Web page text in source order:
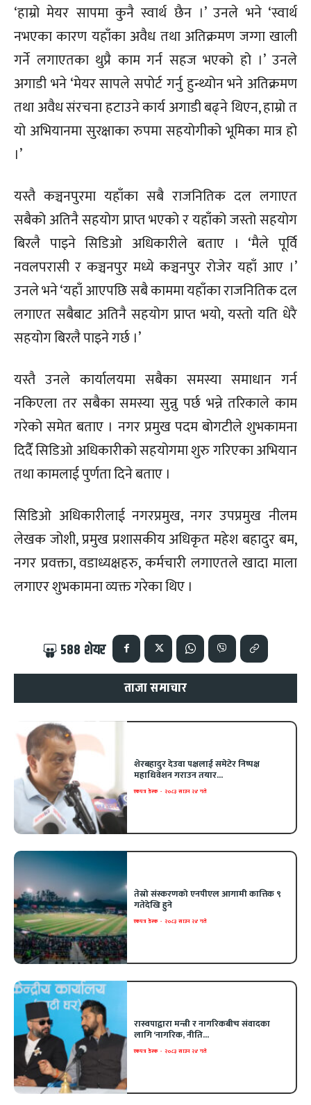
‘हाम्रो मेयर सापमा कुनै स्वार्थ छैन ।’ उनले भने ‘स्वार्थ
नभएका कारण यहाँका अवैध तथा अतिक्रमण जग्गा खाली
गर्ने लगाएतका थुप्रै काम गर्न सहज भएको हो ।’ उनले
अगाडी भने ‘मेयर सापले सपोर्ट गर्नु हुन्थ्योन भने अतिक्रमण
तथा अवैध संरचना हटाउने कार्य अगाडी बढ्ने थिएन, हाम्रो त
यो अभियानमा सुरक्षाका रुपमा सहयोगीको भूमिका मात्र हो
।’
यस्तै कञ्चनपुरमा यहाँका सबै राजनितिक दल लगाएत
सबैको अतिनै सहयोग प्राप्त भएको र यहाँको जस्तो सहयोग
बिरलै पाइने सिडिओ अधिकारीले बताए । ‘मैले पूर्वि
नवलपरासी र कञ्चनपुर मध्ये कञ्चनपुर रोजेर यहाँ आए ।’
उनले भने ‘यहाँ आएपछि सबै काममा यहाँका राजनितिक दल
लगाएत सबैबाट अतिनै सहयोग प्राप्त भयो, यस्तो यति धेरै
सहयोग बिरलै पाइने गर्छ ।’
यस्तै उनले कार्यालयमा सबैका समस्या समाधान गर्न
नकिएला तर सबैका समस्या सुन्नु पर्छ भन्ने तरिकाले काम
गरेको समेत बताए । नगर प्रमुख पदम बोगटीले शुभकामना
दिदैँ सिडिओ अधिकारीको सहयोगमा शुरु गरिएका अभियान
तथा कामलाई पुर्णता दिने बताए ।
सिडिओ अधिकारीलाई नगरप्रमुख, नगर उपप्रमुख नीलम
लेखक जोशी, प्रमुख प्रशासकीय अधिकृत महेश बहादुर बम,
नगर प्रवक्ता, वडाध्यक्षहरु, कर्मचारी लगाएतले खादा माला
लगाएर शुभकामना व्यक्त गरेका थिए ।
588 शेयर
ताजा समाचार
शेरबहादुर देउवा पक्षलाई समेटेर निष्पक्ष
महाधिवेशन गराउन तयार...
एकपत्र डेस्क - २०८३ साउन २४ गते
तेस्रो संस्करणको एनपीएल आगामी कात्तिक ९
गतेदेखि हुने
एकपत्र डेस्क - २०८३ साउन २४ गते
रास्वपाद्वारा मन्त्री र नागरिकबीच संवादका
लागि ‘नागरिक, नीति...
एकपत्र डेस्क - २०८३ साउन २४ गते